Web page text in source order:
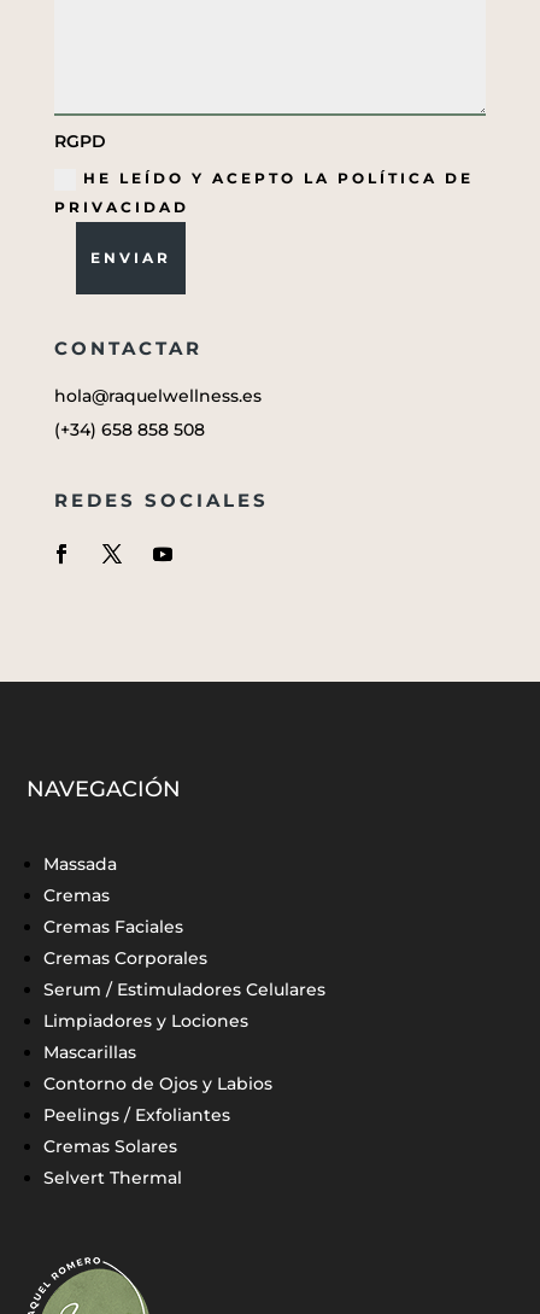
RGPD
HE LEÍDO Y ACEPTO LA POLÍTICA DE
PRIVACIDAD
ENVIAR
CONTACTAR
hola@raquelwellness.es
(+34) 658 858 508
REDES SOCIALES
NAVEGACIÓN
Massada
Cremas
Cremas Faciales
Cremas Corporales
Serum / Estimuladores Celulares
Limpiadores y Lociones
Mascarillas
Contorno de Ojos y Labios
Peelings / Exfoliantes
Cremas Solares
Selvert Thermal